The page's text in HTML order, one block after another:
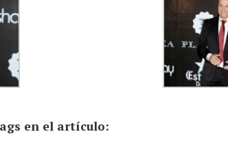
en el artículo: